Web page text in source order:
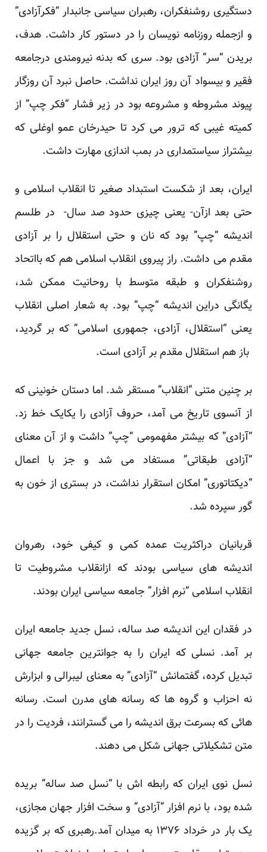
دستگیری روشنفکران، رهبران سیاسی جانبدار “فکرآزادی”
و ازجمله روزنامه نویسان را در دستور کار داشت. هدف،
بریدن “سر” آزادی بود. سری که بدنه نیرومندی درجامعه
فقیر و بیسواد آن روز ایران نداشت. حاصل نبرد آن روزگار
پیوند مشروطه و مشروعه بود در زیر فشار “فکر چپ” از
کمیته غیبی که ترور می کرد تا حیدرخان عمو اوغلی که
بیشتراز سیاستمداری در بمب اندازی مهارت داشت.
ایران، بعد از شکست استبداد صغیر تا انقلاب اسلامی و
حتی بعد ازآن- یعنی چیزی حدود صد سال- در طلسم
اندیشه “چپ” بود که نان و حتی استقلال را بر آزادی
مقدم می داشت. راز پیروی انقلاب اسلامی هم که بااتحاد
روشنفکران و طبقه متوسط با روحانیت ممکن شد،
یگانگی دراین اندیشه “چپ” بود. به شعار اصلی انقلاب
یعنی “استقلال، آزادی، جمهوری اسلامی” که بر گردید،
باز هم استقلال مقدم بر آزادی است.
بر چنین متنی “انقلاب” مستقر شد. اما دستان خونینی که
از آنسوی تاریخ می آمد، حروف آزادی را یکایک خط زد.
“آزادی” که بیشتر مفهمومی “چپ” داشت و از آن معنای
“آزادی طبقاتی” مستفاد می شد و جز با اعمال
“دیکتاتوری” امکان استقرار نداشت، در بستری از خون به
گور سپرده شد.
قربانیان دراکثریت عمده کمی و کیفی خود، رهروان
اندیشه های سیاسی بودند که ازانقلاب مشروطیت تا
انقلاب اسلامی “نرم افزار” جامعه سیاسی ایران بودند.
در فقدان این اندیشه صد ساله، نسل جدید جامعه ایران
بر آمد. نسلی که ایران را به جوانترین جامعه جهانی
تبدیل کرده، گفتمانش “آزادی” به معنای لیبرالی و ابزارش
نه احزاب و گروه ها که رسانه های مدرن است. رسانه
هائی که بسرعت برق اندیشه را می گسترانند، فردیت را در
متن تشکیلاتی جهانی شکل می دهند.
نسل نوی ایران که رابطه اش با “نسل صد ساله” بریده
شده بود، با نرم افزار “آزادی” و سخت افزار جهان مجازی،
یک بار در خرداد ۱۳۷۶ به میدان آمد.رهبری که بر گزیده